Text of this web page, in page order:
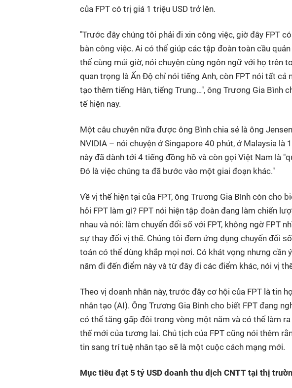
của FPT có trị giá 1 triệu USD trở lên.
"Trước đây chúng tôi phải đi xin công việc, giờ đây FPT
bàn công việc. Ai có thể giúp các tập đoàn toàn cầu
thể cùng múi giờ, nói chuyện cùng ngôn ngữ với họ trên
quan trọng là Ấn Độ chỉ nói tiếng Anh, còn FPT nói tất cả
tạo thêm tiếng Hàn, tiếng Trung…", ông Trương Gia Bình
tế hiện nay.
Một câu chuyên nữa được ông Bình chia sẻ là ông
NVIDIA – nói chuyện ở Singapore 40 phút, ở Malaysia là
này đã dành tới 4 tiếng đồng hồ và còn gọi Việt Nam là
Đó là việc chúng ta đã bước vào một giai đoạn khác."
Về vị thế hiện tại của FPT, ông Trương Gia Bình còn cho
hỏi FPT làm gì? FPT nói hiện tập đoàn đang làm chiến
nhau và nói: làm chuyển đổi số với FPT, không ngờ FPT
sự thay đổi vị thế. Chúng tôi đem ứng dụng chuyển đổi
toán có thể dùng khắp mọi nơi. Có khát vọng nhưng cần
năm đi đến điểm này và từ đây đi các điểm khác, nói vị
Theo vị doanh nhân này, trước đây cơ hội của FPT là tin
nhân tạo (AI). Ông Trương Gia Bình cho biết FPT đang
có thể tăng gấp đôi trong vòng một năm và có thể làm
thế mới của tương lai. Chủ tịch của FPT cũng nói thêm
tin sang trí tuệ nhân tạo sẽ là một cuộc cách mạng mới.
Mục tiêu đạt 5 tỷ USD doanh thu dịch CNTT tại thị